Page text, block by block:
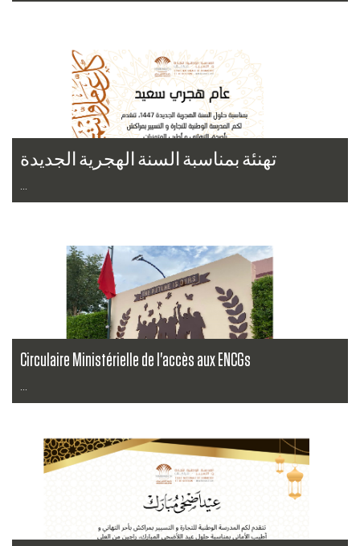
تهنئة بمناسبة السنة الهجرية الجديدة
...
Circulaire Ministérielle de l'accès aux ENCGs
...